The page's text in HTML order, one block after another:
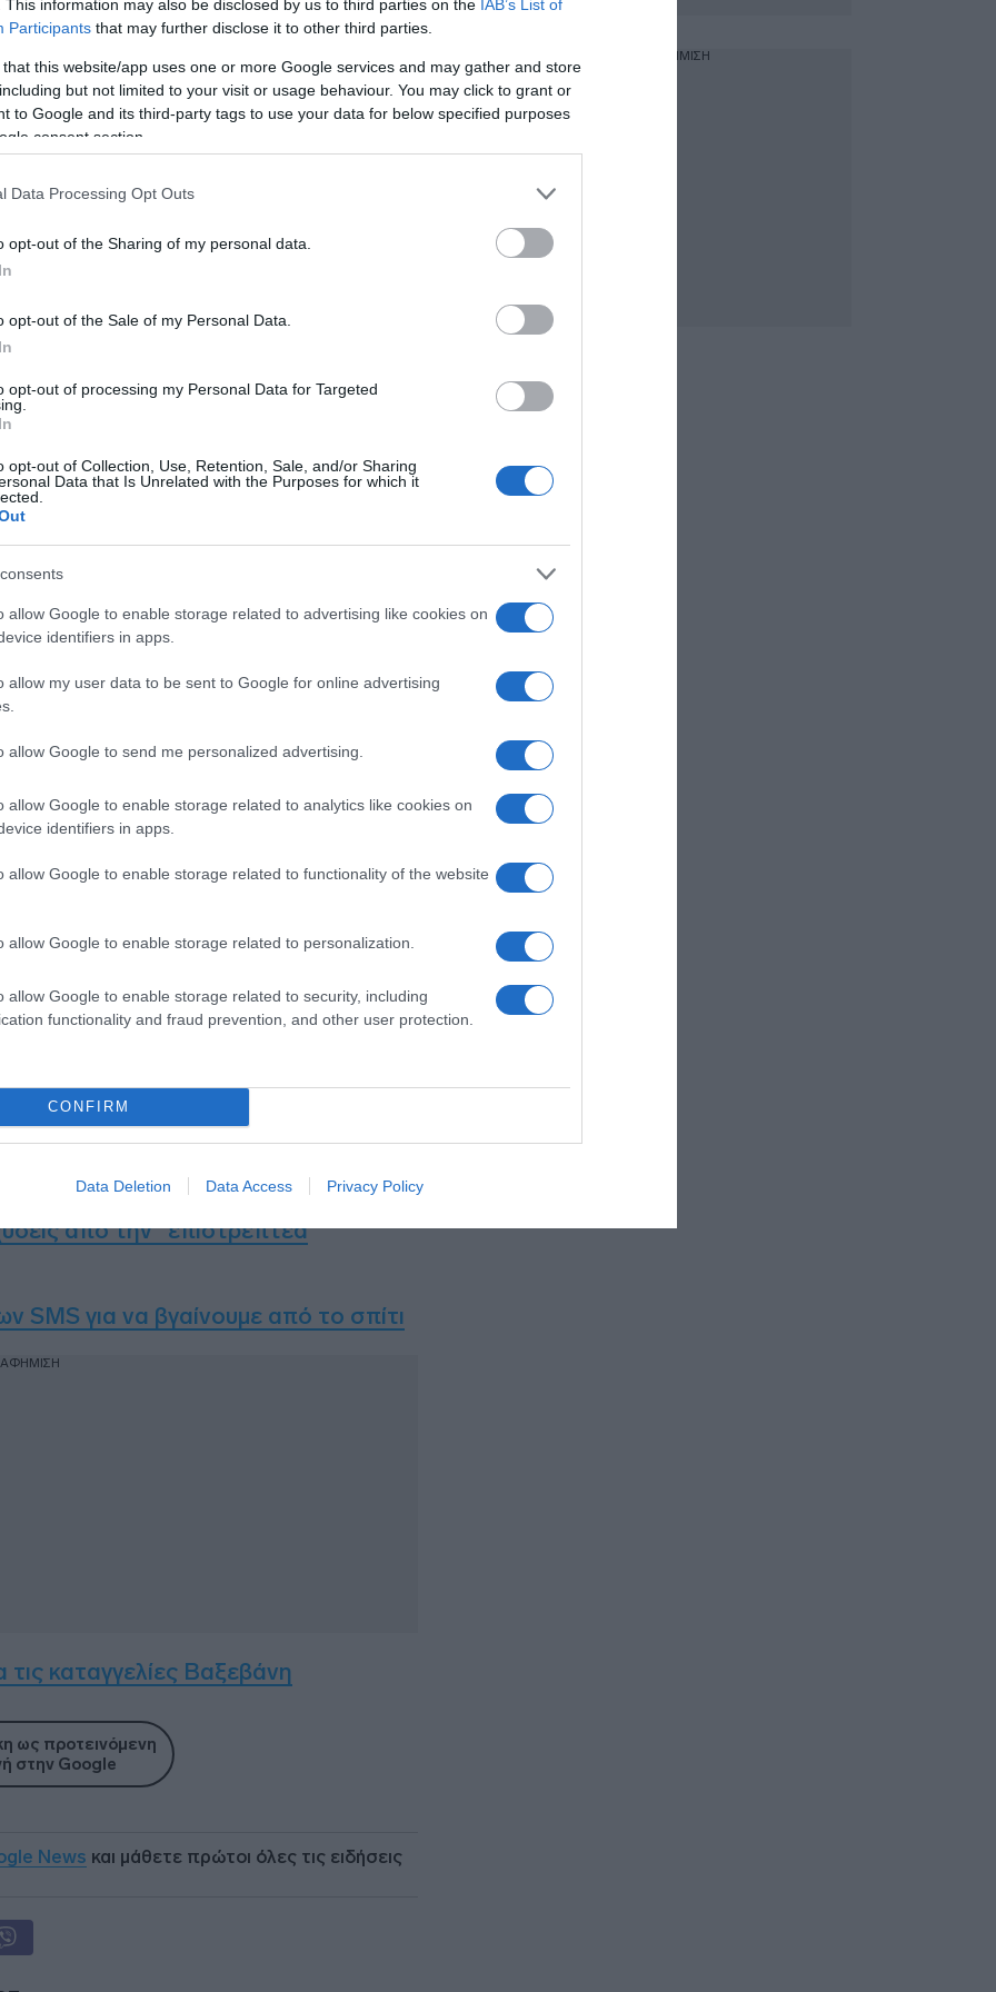
This information may also be disclosed by us to third parties on the IAB’s List of
Participants that may further disclose it to other third parties.
that this website/app uses one or more Google services and may gather and store
but not limited to your visit or usage behaviour. You may click to grant or
to Google and its third-party tags to use your data for below specified purposes
consent section.
Data Processing Opt Outs
opt-out of the Sharing of my personal data.
opt-out of the Sale of my Personal Data.
opt-out of processing my Personal Data for Targeted
opt-out of Collection, Use, Retention, Sale, and/or Sharing
Data that Is Unrelated with the Purposes for which it
allow Google to enable storage related to advertising like cookies on
identifiers in apps.
allow my user data to be sent to Google for online advertising
allow Google to send me personalized advertising.
allow Google to enable storage related to analytics like cookies on
identifiers in apps.
allow Google to enable storage related to functionality of the website
allow Google to enable storage related to personalization.
allow Google to enable storage related to security, including
functionality and fraud prevention, and other user protection.
CONFIRM
Data Deletion Data Access Privacy Policy
Ελλήνων δε θυμίζει σε τίποτα τον
αδυνατισμένος, με τατουάζ
που μαζί με εκατοντάδες
την ευκαιρία να πάρω πίσω την
πίσω όλα ανοιχτά όλοι
οι ξένοι και σε 10 μέρες παράγουν
Kammenos
μαζί με εκατοντάδες χιλιάδες
να πάρω πίσω την ΕΛΕΥΘΕΡΙΑ μου.
εμβολιασμένοι και οι νέοι τώρα και
Sputnik, ενώ εμείς ΜΜΕ
Μπάιντεν – Όλο το παρασκήνιο
από την “επιστρεπτέα
SMS για να βγαίνουμε από το σπίτι
καταγγελίες Βαξεβάνη
ως προτεινόμενη
στην Google
News και μάθετε πρώτοι όλες τις ειδήσεις
ΔΙΑΦΗΜΙΣΗ